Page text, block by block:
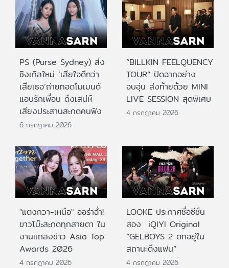
PS (Purse Sydney) ส่ง
ซิงเกิลใหม่ ‘เสียใจดีกว่า
เสียเธอ’ถ่ายทอดโมเมนต์
แอบรักเพื่อน ดึงเสน่ห์
เสียงประสานสะกดคนฟัง
6 กรกฎาคม 2026
“BILLKIN FEELQUENCY
TOUR” ปิดฉากอย่าง
อบอุ่น ส่งท้ายด้วย MINI
LIVE SESSION สุดพิเศษ
4 กรกฎาคม 2026
"แตงกวา-เหนือ" ออร่าฉ่ำ!
ขาวโบ๊ะสะกดทุกสายตา ใน
งานแถลงข่าว Asia Top
Awards 2026
4 กรกฎาคม 2026
LOOKE ประกาศชื่อซีซั่น
สอง iQIYI Original
“GELBOYS 2 ตกอยู่ใน
สถานะติ่งแฟน”
4 กรกฎาคม 2026